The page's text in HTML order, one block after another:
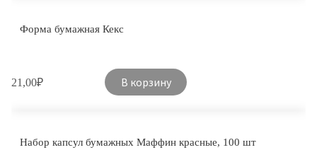
Форма бумажная Кекс
21,00₽ В корзину
Набор капсул бумажных Маффин красные, 100 шт